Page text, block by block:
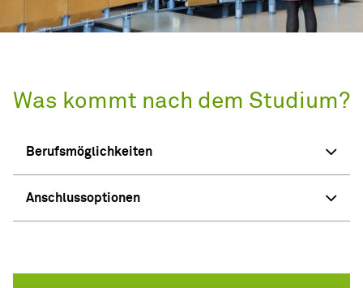
Was kommt nach dem Studium?
Berufsmöglichkeiten
Anschlussoptionen